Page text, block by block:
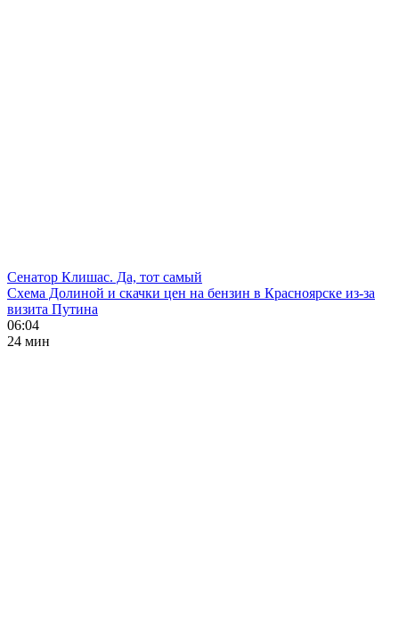
Сенатор Клишас. Да, тот самый
Схема Долиной и скачки цен на бензин в Красноярске из-за
визита Путина
06:04
24 мин